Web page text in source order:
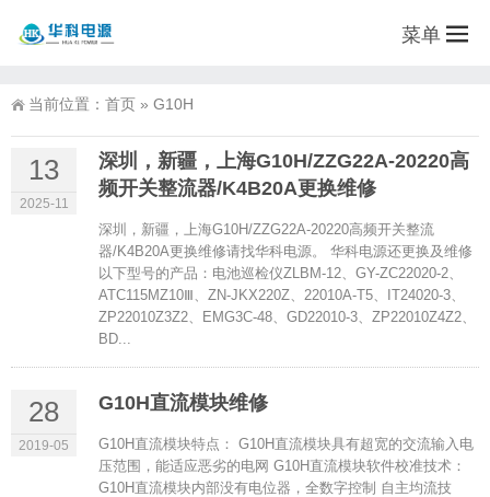
菜单
当前位置： 首页 » G10H
13
2025-11
深圳，新疆，上海G10H/ZZG22A-20220高
频开关整流器/K4B20A更换维修
深圳，新疆，上海G10H/ZZG22A-20220高频开关整流
器/K4B20A更换维修请找华科电源。 华科电源还更换及维修
以下型号的产品：电池巡检仪ZLBM-12、GY-ZC22020-2、
ATC115MZ10Ⅲ、ZN-JKX220Z、22010A-T5、IT24020-3、
ZP22010Z3Z2、EMG3C-48、GD22010-3、ZP22010Z4Z2、
BD...
28
2019-05
G10H直流模块维修
G10H直流模块特点： G10H直流模块具有超宽的交流输入电
压范围，能适应恶劣的电网 G10H直流模块软件校准技术：
G10H直流模块内部没有电位器，全数字控制 自主均流技